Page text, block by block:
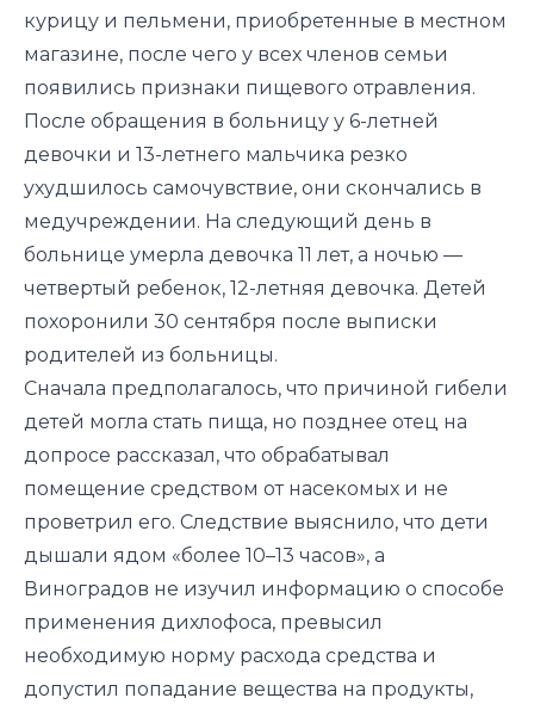
курицу и пельмени, приобретенные в местном
магазине, после чего у всех членов семьи
появились признаки пищевого отравления.
После обращения в больницу у 6-летней
девочки и 13-летнего мальчика резко
ухудшилось самочувствие, они скончались в
медучреждении. На следующий день в
больнице умерла девочка 11 лет, а ночью —
четвертый ребенок, 12-летняя девочка. Детей
похоронили 30 сентября после выписки
родителей из больницы.
Сначала предполагалось, что причиной гибели
детей могла стать пища, но позднее отец на
допросе рассказал, что обрабатывал
помещение средством от насекомых и не
проветрил его. Следствие выяснило, что дети
дышали ядом «более 10–13 часов», а
Виноградов не изучил информацию о способе
применения дихлофоса, превысил
необходимую норму расхода средства и
допустил попадание вещества на продукты,